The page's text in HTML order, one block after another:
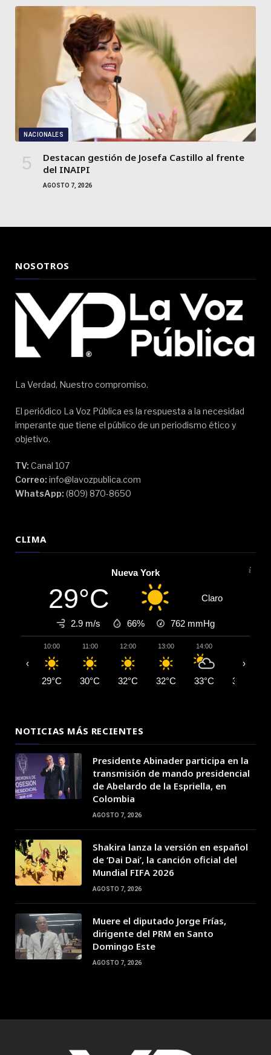
NACIONALES
Destacan gestión de Josefa Castillo al frente
del INAIPI
AGOSTO 7, 2026
NOSOTROS
La Verdad, Nuestro compromiso.
El periódico La Voz Pública es la respuesta a la necesidad
imperante que tiene el público de un periodismo ético y
objetivo.
TV: Canal 107
Correo: info@lavozpublica.com
WhatsApp: (809) 870-8650
CLIMA
Nueva York
29°C Claro
2.9 m/s 66% 762 mmHg
10:00
29°C
11:00
30°C
12:00
32°C
13:00
32°C
14:00
33°C 33°C
‹ ›
NOTICIAS MÁS RECIENTES
Presidente Abinader participa en la
transmisión de mando presidencial
de Abelardo de la Espriella, en
Colombia
AGOSTO 7, 2026
Shakira lanza la versión en español
de ‘Dai Dai’, la canción oficial del
Mundial FIFA 2026
AGOSTO 7, 2026
Muere el diputado Jorge Frías,
dirigente del PRM en Santo
Domingo Este
AGOSTO 7, 2026